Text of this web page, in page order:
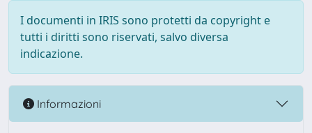
I documenti in IRIS sono protetti da copyright e
tutti i diritti sono riservati, salvo diversa
indicazione.
Informazioni